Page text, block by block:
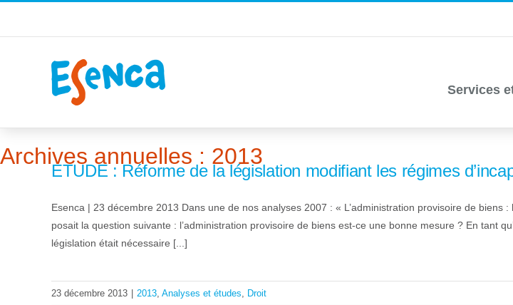
Services
Archives annuelles : 2013
ETUDE : Réforme de la législation modifiant les régimes
Esenca | 23 décembre 2013 Dans une de nos analyses 2007 : « L’administration provisoire de biens
posait la question suivante : l’administration provisoire de biens est-ce une bonne mesure ? En tant
législation était nécessaire [...]
23 décembre 2013 2013, Analyses et études, Droit